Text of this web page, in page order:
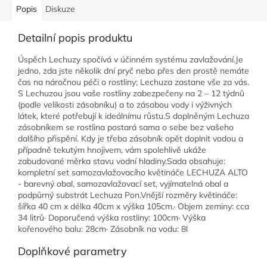
Popis Diskuze
Detailní popis produktu
Úspěch Lechuzy spočívá v účinném systému zavlažování.Je
jedno, zda jste několik dní pryč nebo přes den prostě nemáte
čas na náročnou péči o rostliny; Lechuza zastane vše za vás.
S Lechuzou jsou vaše rostliny zabezpečeny na 2 – 12 týdnů
(podle velikosti zásobníku) a to zásobou vody i výživných
látek, které potřebují k ideálnímu růstu.S doplněným Lechuza
zásobníkem se rostlina postará sama o sebe bez vašeho
dalšího přispění. Kdy je třeba zásobník opět doplnit vodou a
případně tekutým hnojivem, vám spolehlivě ukáže
zabudované měrka stavu vodní hladiny.Sada obsahuje:
kompletní set samozavlažovacího květináče LECHUZA ALTO
- barevný obal, samozavlažovací set, vyjímatelná obal a
podpůrný substrát Lechuza Pon.Vnější rozměry květináče:
šířka 40 cm x délka 40cm x výška 105cm.· Objem zeminy: cca
34 litrů· Doporučená výška rostliny: 100cm· Výška
kořenového balu: 28cm· Zásobník na vodu: 8l
Doplňkové parametry